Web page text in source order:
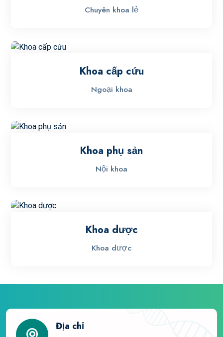
Chuyên khoa lẻ
Khoa cấp cứu
Ngoại khoa
Khoa phụ sản
Nội khoa
Khoa dược
Khoa dược
Địa chỉ